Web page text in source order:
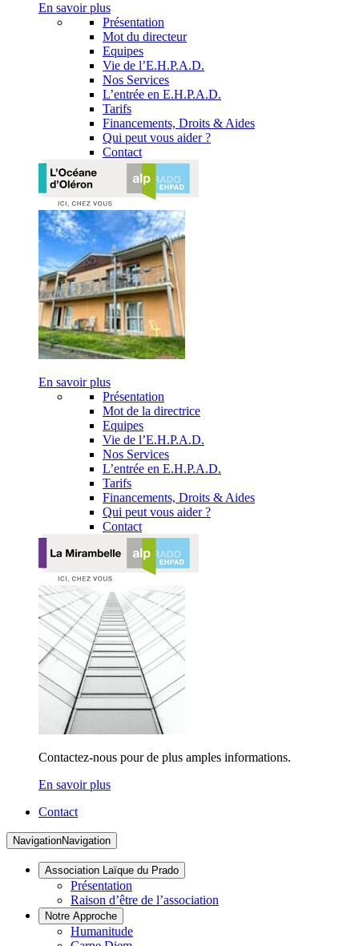
En savoir plus
Présentation
Mot du directeur
Equipes
Vie de l’E.H.P.A.D.
Nos Services
L’entrée en E.H.P.A.D.
Tarifs
Financements, Droits & Aides
Qui peut vous aider ?
Contact
En savoir plus
Présentation
Mot de la directrice
Equipes
Vie de l’E.H.P.A.D.
Nos Services
L’entrée en E.H.P.A.D.
Tarifs
Financements, Droits & Aides
Qui peut vous aider ?
Contact
Contactez-nous pour de plus amples informations.
En savoir plus
Contact
NavigationNavigation
Association Laïque du Prado
Présentation
Raison d’être de l’association
Notre Approche
Humanitude